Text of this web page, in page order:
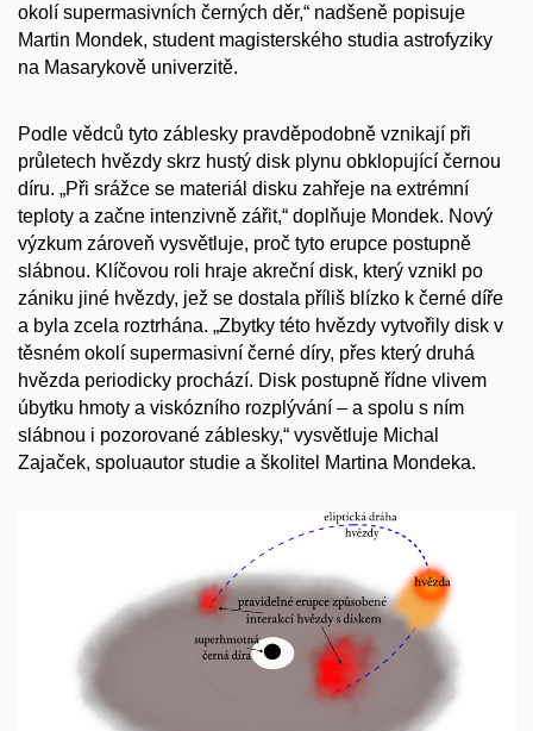
okolí supermasivních černých děr,“ nadšeně popisuje
Martin Mondek, student magisterského studia astrofyziky
na Masarykově univerzitě.
Podle vědců tyto záblesky pravděpodobně vznikají při
průletech hvězdy skrz hustý disk plynu obklopující černou
díru. „Při srážce se materiál disku zahřeje na extrémní
teploty a začne intenzivně zářit,“ doplňuje Mondek. Nový
výzkum zároveň vysvětluje, proč tyto erupce postupně
slábnou. Klíčovou roli hraje akreční disk, který vznikl po
zániku jiné hvězdy, jež se dostala příliš blízko k černé díře
a byla zcela roztrhána. „Zbytky této hvězdy vytvořily disk v
těsném okolí supermasivní černé díry, přes který druhá
hvězda periodicky prochází. Disk postupně řídne vlivem
úbytku hmoty a viskózního rozplývání – a spolu s ním
slábnou i pozorované záblesky,“ vysvětluje Michal
Zajaček, spoluautor studie a školitel Martina Mondeka.